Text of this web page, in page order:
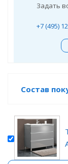
Задать
+7 (495)
Состав